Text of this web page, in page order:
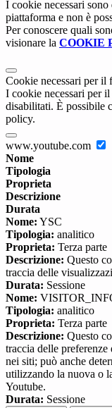
I cookie necessari
piattaforma e non è
Per conoscere quali
visionare la COOKIE
Cookie necessari per il
I cookie necessari per
disabilitati. È possibile
policy.
www.youtube.com
Nome
Tipologia
Proprieta
Descrizione
Durata
Nome: YSC
Tipologia: analitico
Proprieta: Terza parte
Descrizione: Questo
traccia delle
Durata: Sessione
Nome:
Tipologia: analitico
Proprieta: Terza parte
Descrizione: Questo
traccia delle
nei siti; può anche
utilizzando la nuova o
Youtube.
Durata: Sessione